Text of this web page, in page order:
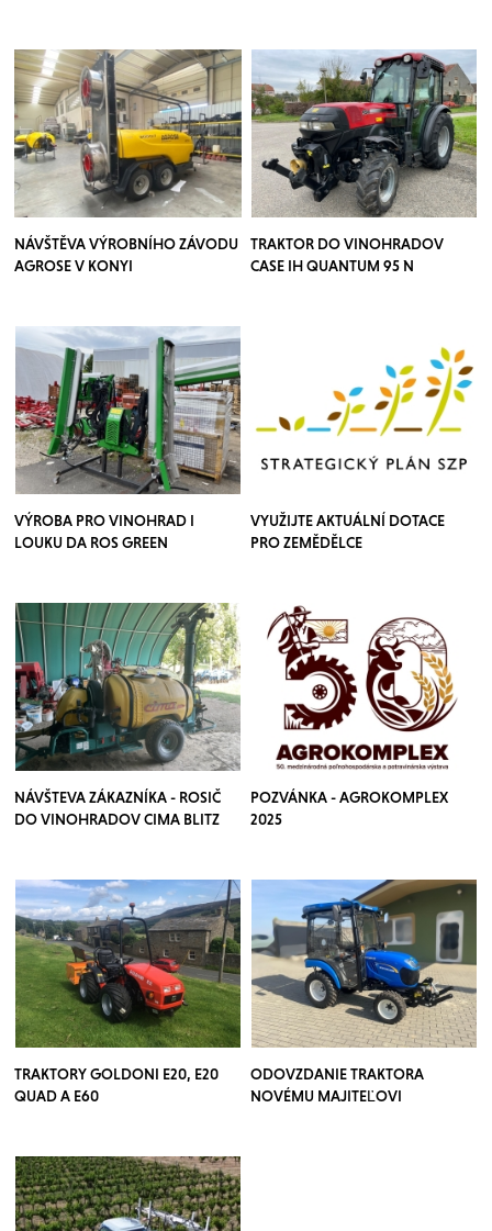
NÁVŠTĚVA VÝROBNÍHO ZÁVODU
AGROSE V KONYI
TRAKTOR DO VINOHRADOV
CASE IH QUANTUM 95 N
VÝROBA PRO VINOHRAD I
LOUKU DA ROS GREEN
VYUŽIJTE AKTUÁLNÍ DOTACE
PRO ZEMĚDĚLCE
NÁVŠTEVA ZÁKAZNÍKA - ROSIČ
DO VINOHRADOV CIMA BLITZ
POZVÁNKA - AGROKOMPLEX
2025
TRAKTORY GOLDONI E20, E20
QUAD A E60
ODOVZDANIE TRAKTORA
NOVÉMU MAJITEĽOVI